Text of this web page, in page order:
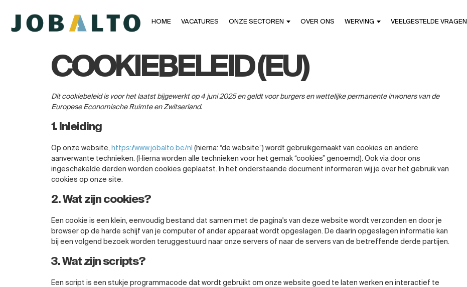
HOME VACATURES ONZE SECTOREN OVER ONS WERVING VEELGESTELDE VRAGEN
COOKIEBELEID (EU)
Dit cookiebeleid is voor het laatst bijgewerkt op 4 juni 2025 en geldt voor burgers en wettelijke permanente inwoners van de
Europese Economische Ruimte en Zwitserland.
1. Inleiding
Op onze website, https://www.jobalto.be/nl (hierna: “de website”) wordt gebruikgemaakt van cookies en andere
aanverwante technieken. (Hierna worden alle technieken voor het gemak “cookies” genoemd). Ook via door ons
ingeschakelde derden worden cookies geplaatst. In het onderstaande document informeren wij je over het gebruik van
cookies op onze site.
2. Wat zijn cookies?
Een cookie is een klein, eenvoudig bestand dat samen met de pagina's van deze website wordt verzonden en door je
browser op de harde schijf van je computer of ander apparaat wordt opgeslagen. De daarin opgeslagen informatie kan
bij een volgend bezoek worden teruggestuurd naar onze servers of naar de servers van de betreffende derde partijen.
3. Wat zijn scripts?
Een script is een stukje programmacode dat wordt gebruikt om onze website goed te laten werken en interactief te